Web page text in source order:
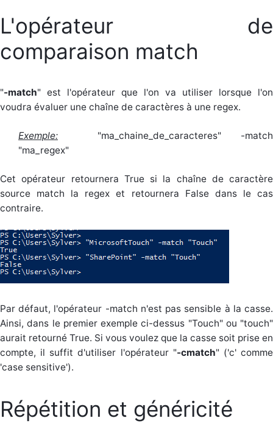
L'opérateur de
comparaison match
"-match" est l'opérateur que l'on va utiliser lorsque l'on
voudra évaluer une chaîne de caractères à une regex.
Exemple: "ma_chaine_de_caracteres" -match
"ma_regex"
Cet opérateur retournera True si la chaîne de caractère
source match la regex et retournera False dans le cas
contraire.
Par défaut, l'opérateur -match n'est pas sensible à la casse.
Ainsi, dans le premier exemple ci-dessus "Touch" ou "touch"
aurait retourné True. Si vous voulez que la casse soit prise en
compte, il suffit d'utiliser l'opérateur "-cmatch" ('c' comme
'case sensitive').
Répétition et généricité